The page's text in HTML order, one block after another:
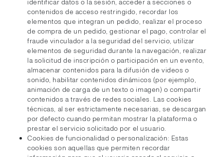
identificar datos o la sesión, acceder a secciones o
contenidos de acceso restringido, recordar los
elementos que integran un pedido, realizar el proceso
de compra de un pedido, gestionar el pago, controlar el
fraude vinculador a la seguridad del servicio, utilizar
elementos de seguridad durante la navegación, realizar
la solicitud de inscripción o participación en un evento,
almacenar contenidos para la difusión de videos o
sonido, habilitar contenidos dinámicos (por ejemplo,
animación de carga de un texto o imagen) o compartir
contenidos a través de redes sociales. Las cookies
técnicas, al ser estrictamente necesarias, se descargan
por defecto cuando permitan mostrar la plataforma o
prestar el servicio solicitado por el usuario.
Cookies de funcionalidad o personalización: Estas
cookies son aquellas que permiten recordar